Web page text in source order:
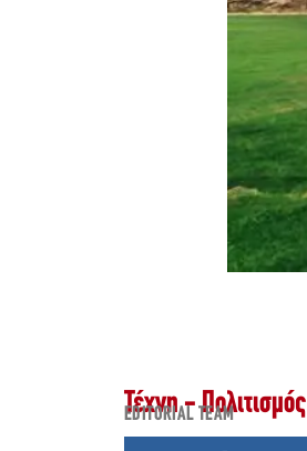
Τέχνη - Πολιτισμός
EDITORIAL TEAM